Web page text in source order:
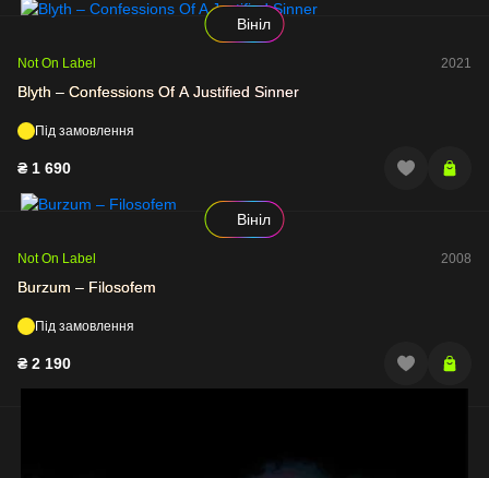
Вініл
Not On Label 2021
Blyth – Confessions Of A Justified Sinner
Під замовлення
₴ 1 690
Вініл
Not On Label 2008
Burzum – Filosofem
Під замовлення
₴ 2 190